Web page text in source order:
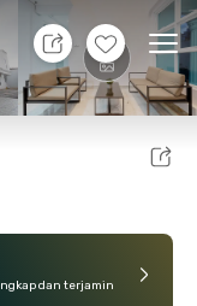
+12
Kamar
dan terjamin